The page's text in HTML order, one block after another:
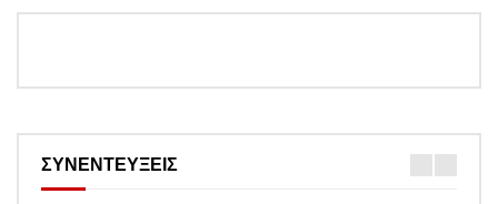
ΣΥΝΕΝΤΕΥΞΕΙΣ